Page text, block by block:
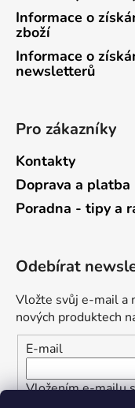
Informace o
zboží
Informace o
newsletterů
Pro zákazníky
Kontakty
Doprava a platba
Poradna - tipy a
Odebírat
Vložte svůj e-mail a
nových produktech
E-mail
Vložením e-mailu